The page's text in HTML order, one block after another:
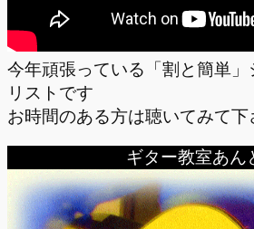
今年頑張っている「割と簡単」
リストです
お時間のある方は聴いてみて下
ギター教室あん